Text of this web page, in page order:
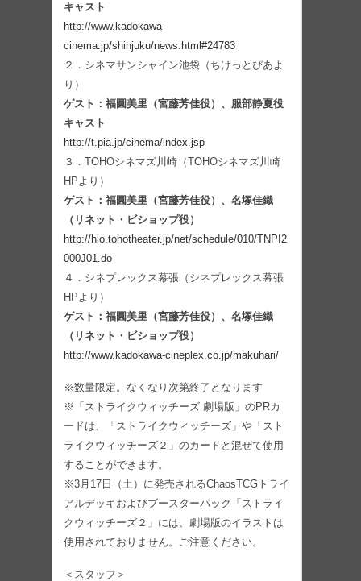
キャスト
http://www.kadokawa-
cinema.jp/shinjuku/news.html#24783
２．シネマサンシャイン池袋（ちけっとぴあよ
り）
ゲスト：福圓美里（宮藤芳佳役）、服部静夏役
キャスト
http://t.pia.jp/cinema/index.jsp
３．TOHOシネマズ川崎（TOHOシネマズ川崎
HPより）
ゲスト：福圓美里（宮藤芳佳役）、名塚佳織
（リネット・ビショップ役）
http://hlo.tohotheater.jp/net/schedule/010/TNPI2
000J01.do
４．シネプレックス幕張（シネプレックス幕張
HPより）
ゲスト：福圓美里（宮藤芳佳役）、名塚佳織
（リネット・ビショップ役）
http://www.kadokawa-cineplex.co.jp/makuhari/
※数量限定。なくなり次第終了となります
※「ストライクウィッチーズ 劇場版」のPRカ
ードは、「ストライクウィッチーズ」や「スト
ライクウィッチーズ２」のカードと混ぜて使用
することができます。
※3月17日（土）に発売されるChaosTCGトライ
アルデッキおよびブースターパック「ストライ
クウィッチーズ２」には、劇場版のイラストは
使用されておりません。ご注意ください。
＜スタッフ＞